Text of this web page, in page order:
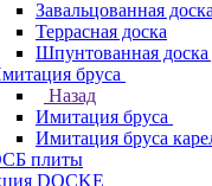
Завальцованная доска
Террасная доска
Шпунтованная доска
бруса
Назад
Имитация бруса
Имитация бруса
плиты
DOCKE